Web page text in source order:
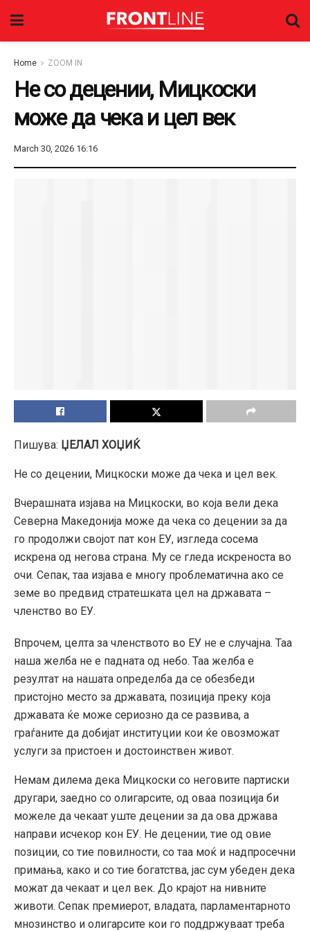
Home ZOOM IN
Не со децении, Мицкоски
може да чека и цел век
March 30, 2026 16:16
Пишува: ЏЕЛАЛ ХОЏИЌ
Не со децении, Мицкоски може да чека и цел век.
Вчерашната изјава на Мицкоски, во која вели дека
Северна Македонија може да чека со децении за да
го продолжи својот пат кон ЕУ, изгледа сосема
искрена од негова страна. Му се гледа искреноста во
очи. Сепак, таа изјава е многу проблематична ако се
земе во предвид стратешката цел на државата –
членство во ЕУ.
Впрочем, целта за членството во ЕУ не е случајна. Таа
наша желба не е падната од небо. Таа желба е
резултат на нашата определба да се обезбеди
пристојно место за државата, позиција преку која
државата ќе може сериозно да се развива, а
граѓаните да добијат институции кои ќе овозможат
услуги за пристоен и достоинствен живот.
Немам дилема дека Мицкоски со неговите партиски
другари, заедно со олигарсите, од оваа позиција би
можеле да чекаат уште децении за да ова држава
направи исчекор кон ЕУ. Не децении, тие од овие
позиции, со тие повилности, со таа моќ и надпросечни
примања, како и со тие богатства, јас сум убеден дека
можат да чекаат и цел век. До крајот на нивните
животи. Сепак премиерот, владата, парламентарното
мнозинство и олигарсите кои го поддржуваат треба